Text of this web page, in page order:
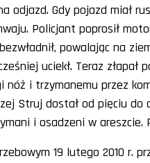
odjazd. Gdy pojazd miał
Policjant poprosił
powalając na
uciekł. Teraz
nóż i trzymanemu przez
Struj dostał od pięciu
i osadzeni w areszcie.
19 lutego 2010 r.